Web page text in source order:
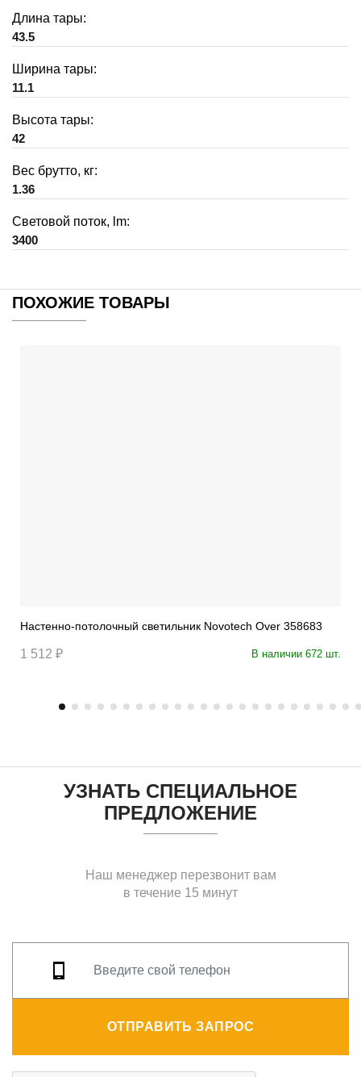
Длина тары:
43.5
Ширина тары:
11.1
Высота тары:
42
Вес брутто, кг:
1.36
Световой поток, lm:
3400
ПОХОЖИЕ ТОВАРЫ
Настенно-потолочный светильник Novotech Over 358683
1 512 ₽ В наличии 672 шт.
УЗНАТЬ СПЕЦИАЛЬНОЕ
ПРЕДЛОЖЕНИЕ
Наш менеджер перезвонит вам
в течение 15 минут
ОТПРАВИТЬ ЗАПРОС